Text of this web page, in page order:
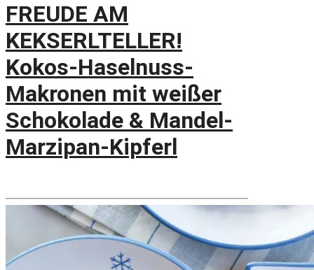
FREUDE AM
KEKSERLTELLER!
Kokos-Haselnuss-
Makronen mit weißer
Schokolade & Mandel-
Marzipan-Kipferl